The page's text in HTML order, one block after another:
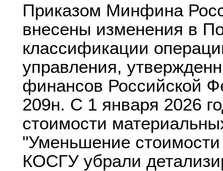
Приказом Минфина
внесены изменения в
классификации
управления,
финансов Российской
209н. С 1 января 2026
стоимости
"Уменьшение
КОСГУ убрали